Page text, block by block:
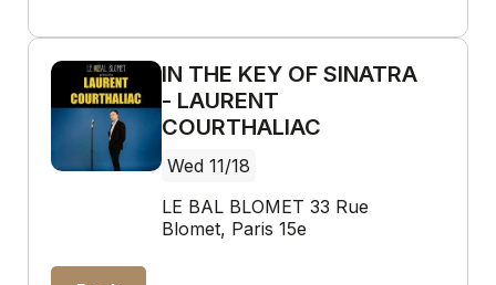
IN THE KEY OF SINATRA
- LAURENT
COURTHALIAC
Wed 11/18
LE BAL BLOMET 33 Rue
Blomet, Paris 15e